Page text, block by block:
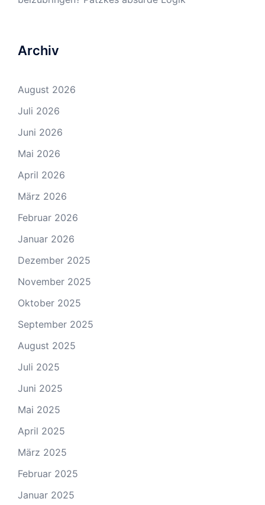
Archiv
August 2026
Juli 2026
Juni 2026
Mai 2026
April 2026
März 2026
Februar 2026
Januar 2026
Dezember 2025
November 2025
Oktober 2025
September 2025
August 2025
Juli 2025
Juni 2025
Mai 2025
April 2025
März 2025
Februar 2025
Januar 2025